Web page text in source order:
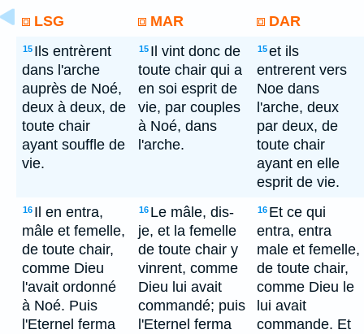
LSG MAR DAR
15 Ils entrèrent
dans l'arche
auprès de Noé,
deux à deux, de
toute chair
ayant souffle de
vie.
15 Il vint donc de
toute chair qui a
en soi esprit de
vie, par couples
à Noé, dans
l'arche.
15et ils
entrerent vers
Noe dans
l'arche, deux
par deux, de
toute chair
ayant en elle
esprit de vie.
16 Il en entra,
mâle et femelle,
de toute chair,
comme Dieu
l'avait ordonné
à Noé. Puis
l'Eternel ferma
16 Le mâle, dis-
je, et la femelle
de toute chair y
vinrent, comme
Dieu lui avait
commandé; puis
l'Eternel ferma
16 Et ce qui
entra, entra
male et femelle,
de toute chair,
comme Dieu le
lui avait
commande. Et